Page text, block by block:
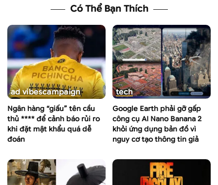
Có Thể Bạn Thích
ad vibescampaign
Ngân hàng “giấu” tên cầu
thủ **** để cảnh báo rủi ro
khi đặt mật khẩu quá dễ
đoán
tech
Google Earth phải gỡ gấp
công cụ AI Nano Banana 2
khỏi ứng dụng bản đồ vì
nguy cơ tạo thông tin giả